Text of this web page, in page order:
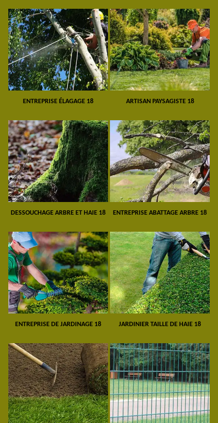
ENTREPRISE ÉLAGAGE 18 ARTISAN PAYSAGISTE 18
DESSOUCHAGE ARBRE ET HAIE 18 ENTREPRISE ABATTAGE ARBRE 18
ENTREPRISE DE JARDINAGE 18 JARDINIER TAILLE DE HAIE 18